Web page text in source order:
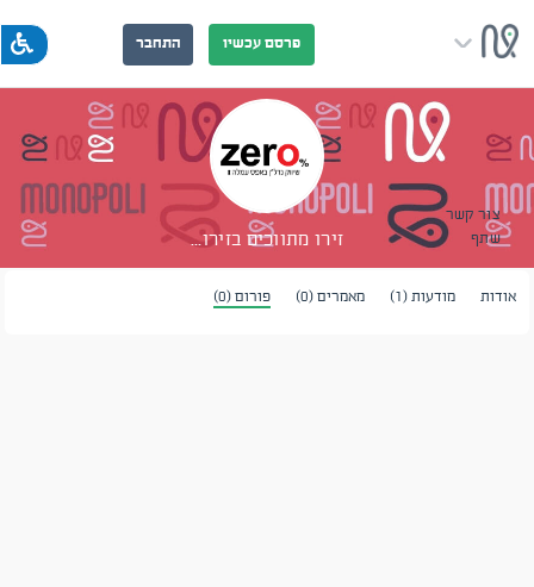
פרסם עכשיו התחבר
צור קשר
שתף
זירו מתווכים בזירו...
אודות מודעות (1) מאמרים (0) פורום (0)